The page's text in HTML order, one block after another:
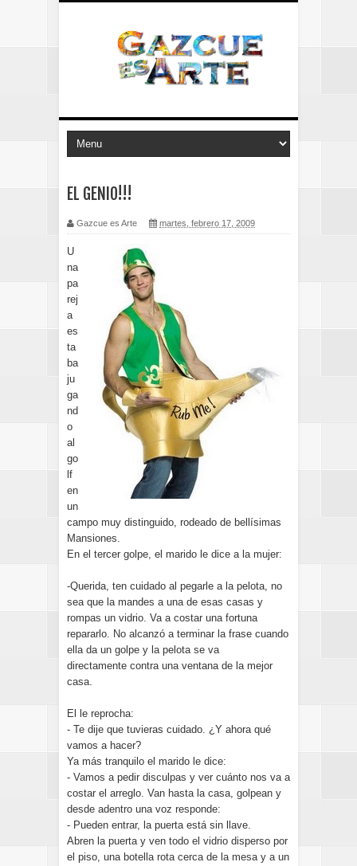
EL GENIO!!!
Gazcue es Arte martes, febrero 17, 2009
U
na
pa
rej
a
es
ta
ba
ju
ga
nd
o
al
go
lf
en
un
campo muy distinguido, rodeado de bellísimas
Mansiones.
En el tercer golpe, el marido le dice a la mujer:
-Querida, ten cuidado al pegarle a la pelota, no
sea que la mandes a una de esas casas y
rompas un vidrio. Va a costar una fortuna
repararlo. No alcanzó a terminar la frase cuando
ella da un golpe y la pelota se va
directamente contra una ventana de la mejor
casa.
El le reprocha:
- Te dije que tuvieras cuidado. ¿Y ahora qué
vamos a hacer?
Ya más tranquilo el marido le dice:
- Vamos a pedir disculpas y ver cuánto nos va a
costar el arreglo. Van hasta la casa, golpean y
desde adentro una voz responde:
- Pueden entrar, la puerta está sin llave.
Abren la puerta y ven todo el vidrio disperso por
el piso, una botella rota cerca de la mesa y a un